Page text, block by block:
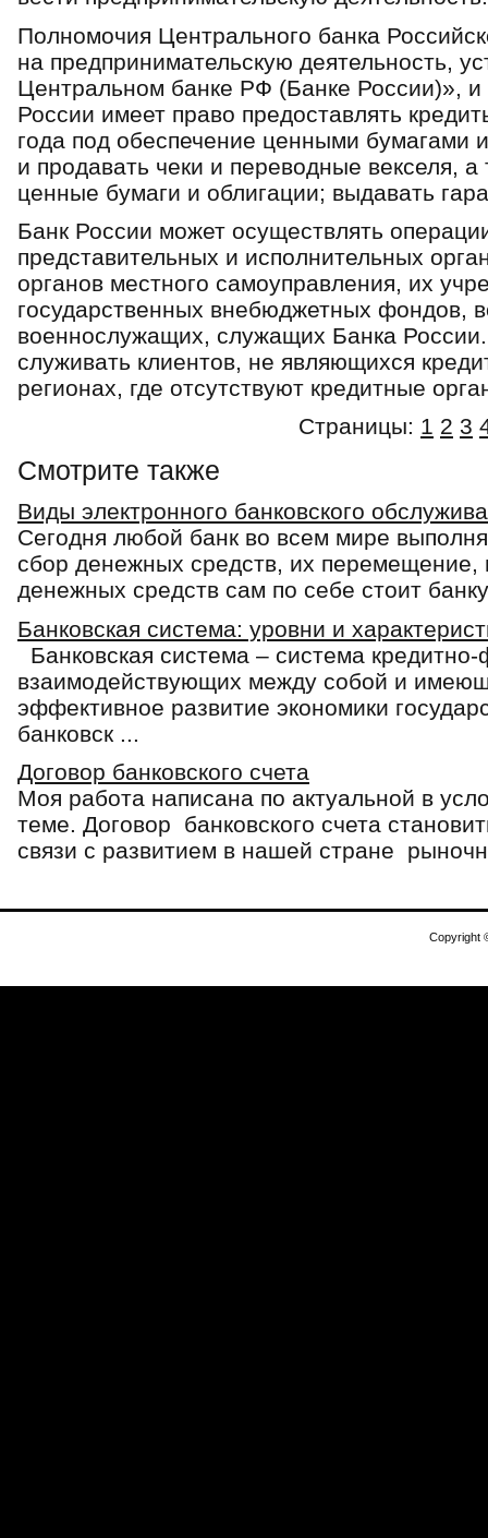
Полномочия Центрального банка
на предпринимательскую деятельность,
Центральном банке РФ (Банке России)», и
России имеет право предоставлять
года под обеспечение ценными бумагами
и продавать чеки и переводные векселя, а
ценные бумаги и облигации; выдавать
Банк России может осуществлять
представительных и исполнительных
органов местного самоуправления, их
государственных внебюджетных фондов,
военнослужащих, служащих Банка
служивать клиентов, не являющихся
регионах, где отсутствуют кредитные
Страницы: 1 2 3
Смотрите также
Виды электронного банковского
Сегодня любой банк во всем мире
сбор денежных средств, их перемещение,
денежных средств сам по себе стоит
Банковская система: уровни и
Банковская система – система
взаимодействующих между собой и
эффективное развитие экономики
банковск ...
Договор банковского счета
Моя работа написана по актуальной в
теме. Договор банковского счета
связи с развитием в нашей стране
Copyright